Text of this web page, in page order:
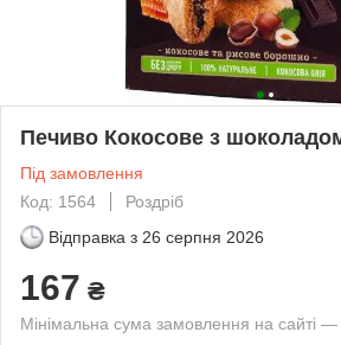
Печиво Кокосове з
Під замовлення
Код: 1564
Роздріб
Відправка з 26 серпня 2026
167 ₴
Мінімальна сума замовлення на сайті